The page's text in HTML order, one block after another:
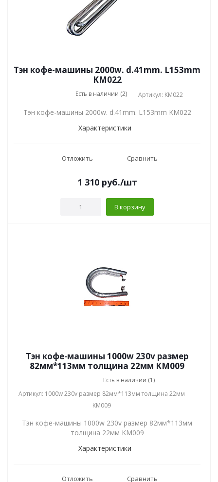
Тэн кофе-машины 2000w. d.41mm. L153mm
KM022
Есть в наличии (2) Артикул: KM022
Тэн кофе-машины 2000w. d.41mm. L153mm KM022
Характеристики
Отложить Сравнить
1 310 руб./шт
В корзину
Тэн кофе-машины 1000w 230v размер
82мм*113мм толщина 22мм KM009
Есть в наличии (1)
Артикул: 1000w 230v размер 82мм*113мм толщина 22мм
KM009
Тэн кофе-машины 1000w 230v размер 82мм*113мм
толщина 22мм KM009
Характеристики
Отложить Сравнить